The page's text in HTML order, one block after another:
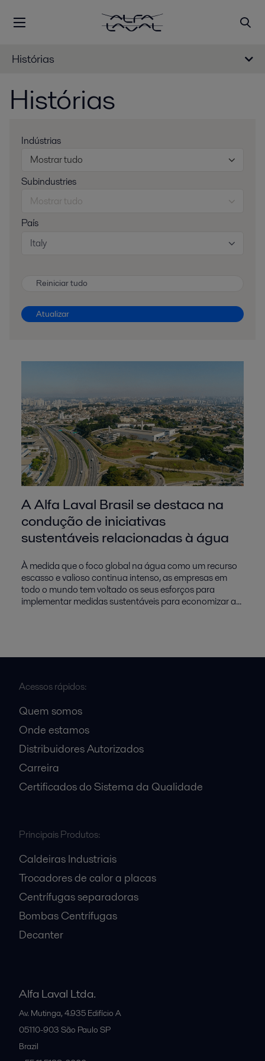
Histórias
Histórias
Indústrias
Mostrar tudo
Subindustries
Mostrar tudo
País
Italy
Reiniciar tudo
Atualizar
A Alfa Laval Brasil se destaca na
condução de iniciativas
sustentáveis relacionadas à água
À medida que o foco global na água como um recurso
escasso e valioso continua intenso, as empresas em
todo o mundo tem voltado os seus esforços para
implementar medidas sustentáveis para economizar a...
Acessos rápidos:
Quem somos
Onde estamos
Distribuidores Autorizados
Carreira
Certificados do Sistema da Qualidade
Principais Produtos:
Caldeiras Industriais
Trocadores de calor a placas
Centrífugas separadoras
Bombas Centrífugas
Decanter
Alfa Laval Ltda.
Av. Mutinga, 4.935 Edifício A
05110-903 São Paulo SP
Brazil